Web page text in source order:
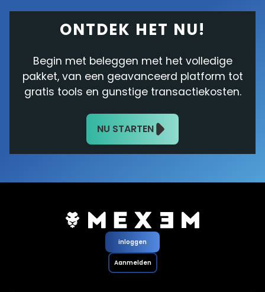
ONTDEK HET NU!
Begin met beleggen met het volledige
pakket, van een geavanceerd platform tot
gratis tools en gunstige transactiekosten.
NU STARTEN
inloggen
Aanmelden